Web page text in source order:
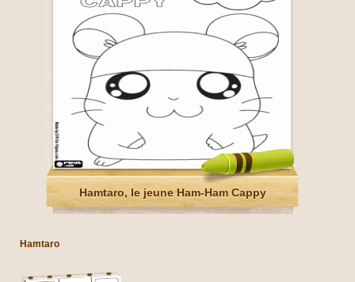
Hamtaro, le jeune Ham-Ham Cappy
Hamtaro